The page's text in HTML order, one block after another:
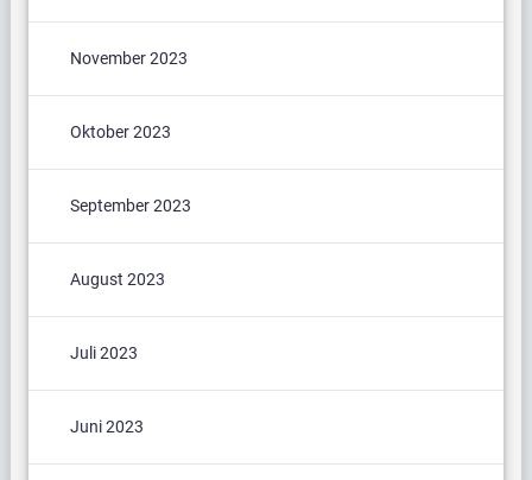
November 2023
Oktober 2023
September 2023
August 2023
Juli 2023
Juni 2023